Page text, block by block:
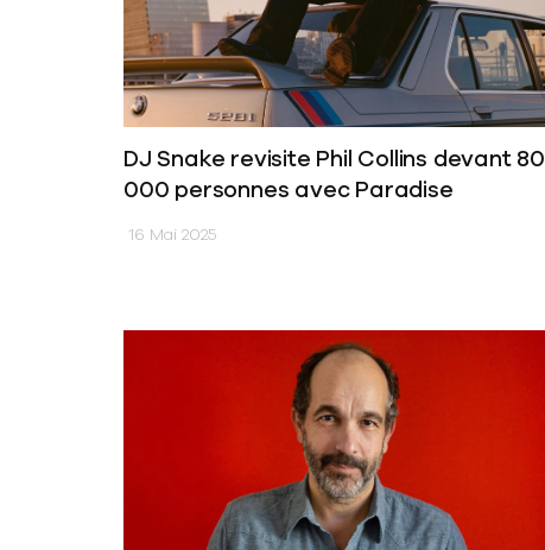
DJ Snake revisite Phil Collins devant 80
000 personnes avec Paradise
16 Mai 2025